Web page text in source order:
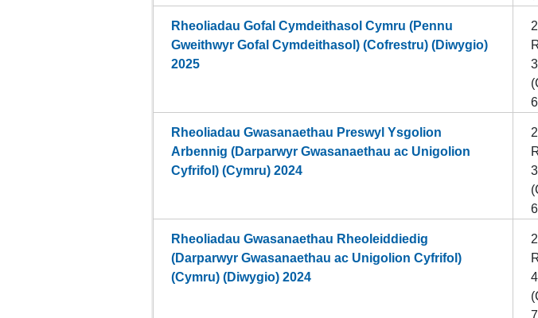
Rheoliadau Gofal Cymdeithasol Cymru (Pennu
Gweithwyr Gofal Cymdeithasol) (Cofrestru) (Diwygio)
2025
Rheoliadau Gwasanaethau Preswyl Ysgolion
Arbennig (Darparwyr Gwasanaethau ac Unigolion
Cyfrifol) (Cymru) 2024
Rheoliadau Gwasanaethau Rheoleiddiedig
(Darparwyr Gwasanaethau ac Unigolion Cyfrifol)
(Cymru) (Diwygio) 2024